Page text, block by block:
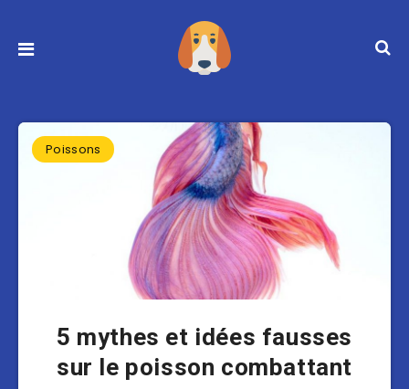
Poissons
5 mythes et idées fausses
sur le poisson combattant